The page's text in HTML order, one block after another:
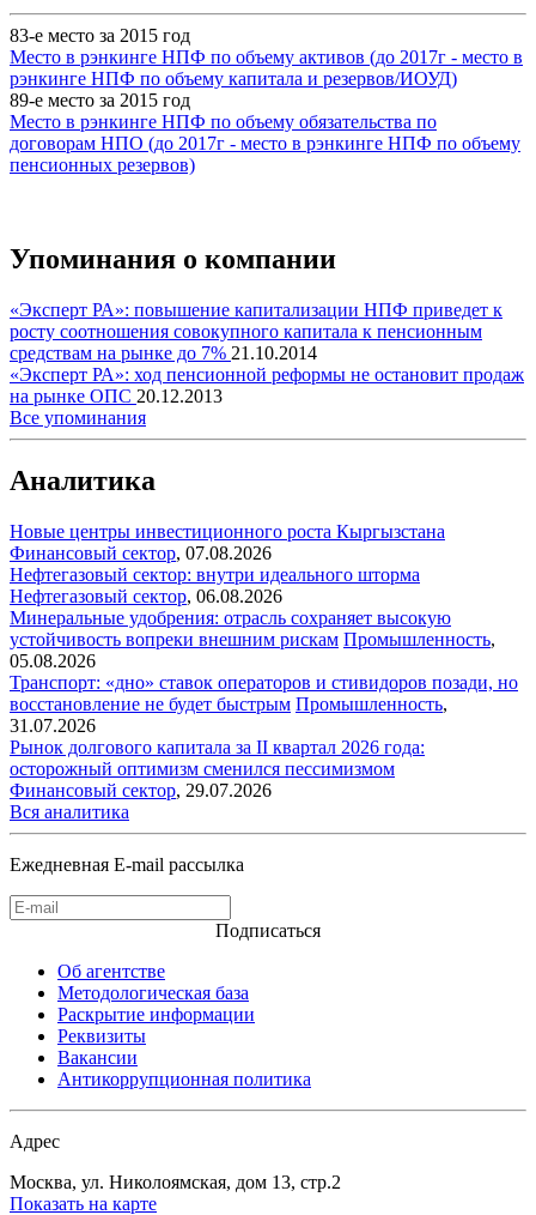
83-е место за 2015 год
Место в рэнкинге НПФ по объему активов (до 2017г - место в
рэнкинге НПФ по объему капитала и резервов/ИОУД)
89-е место за 2015 год
Место в рэнкинге НПФ по объему обязательства по
договорам НПО (до 2017г - место в рэнкинге НПФ по объему
пенсионных резервов)
Упоминания о компании
«Эксперт РА»: повышение капитализации НПФ приведет к
росту соотношения совокупного капитала к пенсионным
средствам на рынке до 7% 21.10.2014
«Эксперт РА»: ход пенсионной реформы не остановит продаж
на рынке ОПС 20.12.2013
Все упоминания
Аналитика
Новые центры инвестиционного роста Кыргызстана
Финансовый сектор, 07.08.2026
Нефтегазовый сектор: внутри идеального шторма
Нефтегазовый сектор, 06.08.2026
Минеральные удобрения: отрасль сохраняет высокую
устойчивость вопреки внешним рискам Промышленность,
05.08.2026
Транспорт: «дно» ставок операторов и стивидоров позади, но
восстановление не будет быстрым Промышленность,
31.07.2026
Рынок долгового капитала за II квартал 2026 года:
осторожный оптимизм сменился пессимизмом
Финансовый сектор, 29.07.2026
Вся аналитика
Ежедневная E-mail рассылка
Подписаться
Об агентстве
Методологическая база
Раскрытие информации
Реквизиты
Вакансии
Антикоррупционная политика
Адрес
Москва, ул. Николоямская, дом 13, стр.2
Показать на карте